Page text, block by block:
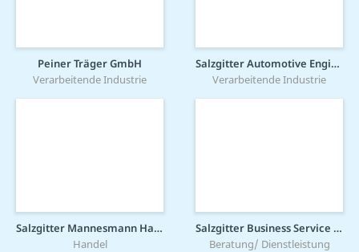
Peiner Träger GmbH
Verarbeitende Industrie
Salzgitter Automotive Engineering GmbH & Co. KG
Verarbeitende Industrie
Salzgitter Mannesmann Handel GmbH
Handel
Salzgitter Business Service GmbH
Beratung/ Dienstleistung